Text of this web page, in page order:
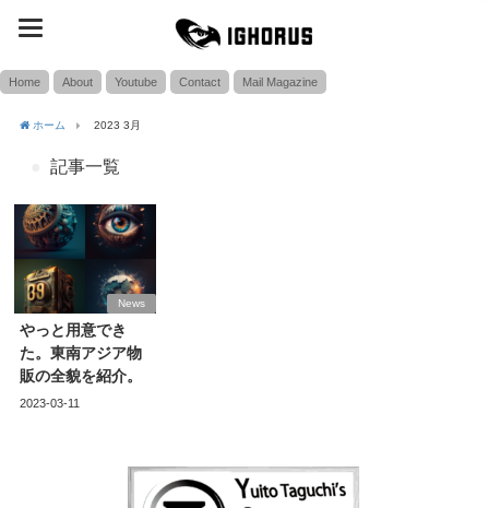
toggle
Home About Youtube Contact Mail Magazine
ホーム 2023 3月
記事一覧
News
やっと用意でき
た。東南アジア物
販の全貌を紹介。
2023-03-11